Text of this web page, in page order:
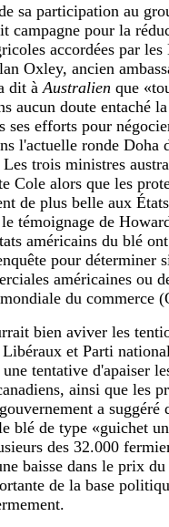
sa participation au
campagne pour la
accordées par
Oxley, ancien
dit à Australien que
aucun doute entaché
ses efforts pour
l'actuelle ronde Doha
trois ministres
Cole alors que les
de plus belle aux
témoignage de
américains du blé
pour
américaines ou
du commerce
bien aviver les
et Parti
tentative d'apaiser
ainsi que les
a suggéré
blé de type «guichet
des 32.000
baisse dans le prix
de la base